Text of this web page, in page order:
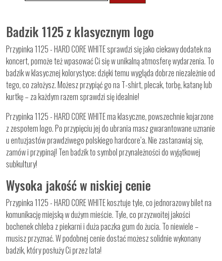
Badzik 1125 z klasycznym logo
Przypinka 1125 - HARD CORE WHITE sprawdzi się jako ciekawy dodatek na
koncert, pomoże też wpasować Ci się w unikalną atmosferę wydarzenia. To
badzik w klasycznej kolorystyce; dzięki temu wygląda dobrze niezależnie od
tego, co założysz. Możesz przypiąć go na T-shirt, plecak, torbę, katanę lub
kurtkę – za każdym razem sprawdzi się idealnie!
Przypinka 1125 - HARD CORE WHITE ma klasyczne, powszechnie kojarzone
z zespołem logo. Po przypięciu jej do ubrania masz gwarantowane uznanie
u entuzjastów prawdziwego polskiego hardcore’a. Nie zastanawiaj się,
zamów i przypinaj! Ten badzik to symbol przynależności do wyjątkowej
subkultury!
Wysoka jakość w niskiej cenie
Przypinka 1125 - HARD CORE WHITE kosztuje tyle, co jednorazowy bilet na
komunikację miejską w dużym mieście. Tyle, co przyzwoitej jakości
bochenek chleba z piekarni i duża paczka gum do żucia. To niewiele –
musisz przyznać. W podobnej cenie dostać możesz solidnie wykonany
badzik, który posłuży Ci przez lata!